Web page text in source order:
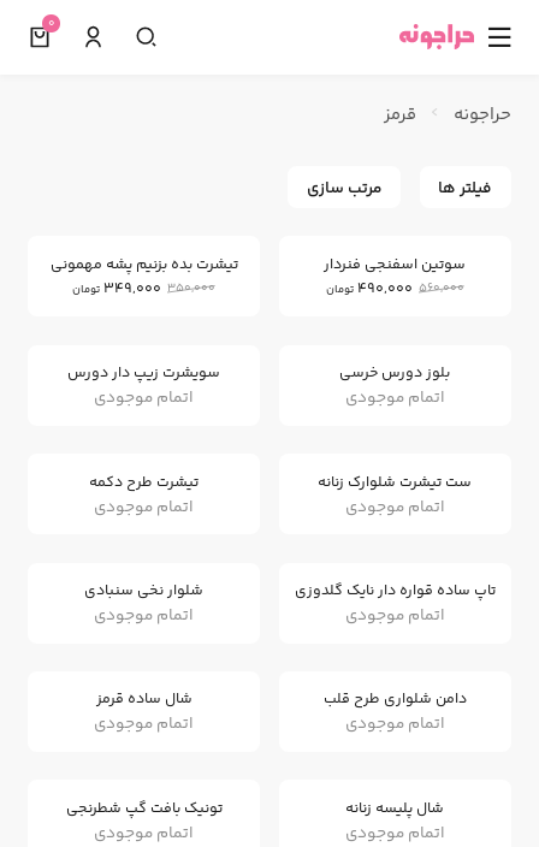
☰
0
حراجونه قرمز
فیلتر ها مرتب سازی
سوتین اسفنجی فنردار
560,000
490,000 تومان
تیشرت بده بزنیم پشه مهمونی
350,000
349,000 تومان
بلوز دورس خرسی
اتمام موجودی
سویشرت زیپ دار دورس
اتمام موجودی
ست تیشرت شلوارک زنانه
اتمام موجودی
تیشرت طرح دکمه
اتمام موجودی
تاپ ساده قواره دار نایک گلدوزی
اتمام موجودی
شلوار نخی سنبادی
اتمام موجودی
دامن شلواری طرح قلب
اتمام موجودی
شال ساده قرمز
اتمام موجودی
شال پلیسه زنانه
اتمام موجودی
تونیک بافت گپ شطرنجی
اتمام موجودی